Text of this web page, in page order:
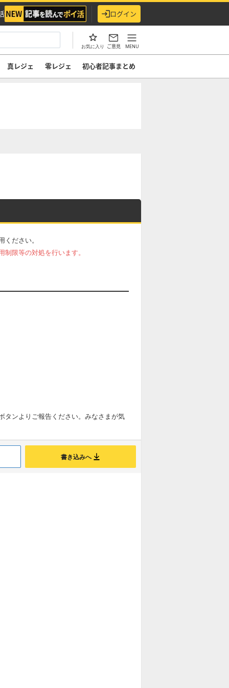
ログイン
お気に入り ご意見 MENU
真レジェ 零レジェ 初心者記事まとめ
ださい。
限等の対処を行います。
タンよりご報告ください。みなさまが気
書き込みへ